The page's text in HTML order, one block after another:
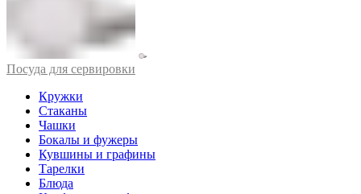
Посуда для сервировки
Кружки
Стаканы
Чашки
Бокалы и фужеры
Кувшины и графины
Тарелки
Блюда